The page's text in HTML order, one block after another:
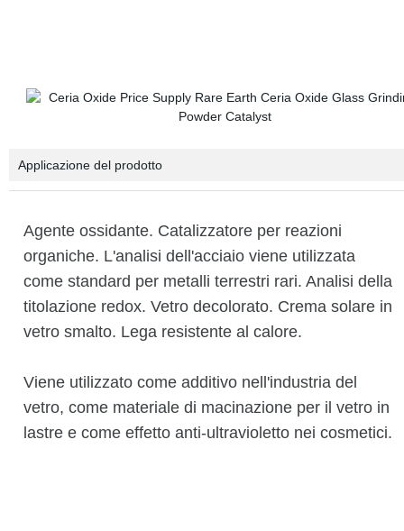
Applicazione del prodotto
Agente ossidante. Catalizzatore per reazioni
organiche. L'analisi dell'acciaio viene utilizzata
come standard per metalli terrestri rari. Analisi della
titolazione redox. Vetro decolorato. Crema solare in
vetro smalto. Lega resistente al calore.
Viene utilizzato come additivo nell'industria del
vetro, come materiale di macinazione per il vetro in
lastre e come effetto anti-ultravioletto nei cosmetici.